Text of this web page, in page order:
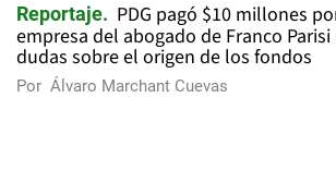
Reportaje
PDG pagó $10 millones
empresa del abogado de Franco
dudas sobre el origen de los fondos
Por Álvaro Marchant Cuevas